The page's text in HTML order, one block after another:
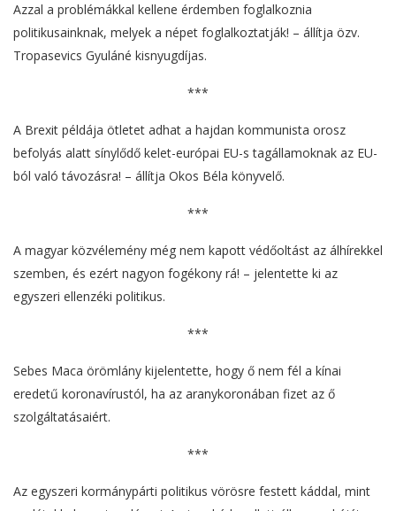
Azzal a problémákkal kellene érdemben foglalkoznia
politikusainknak, melyek a népet foglalkoztatják! – állítja özv.
Tropasevics Gyuláné kisnyugdíjas.
***
A Brexit példája ötletet adhat a hajdan kommunista orosz
befolyás alatt sínylődő kelet-európai EU-s tagállamoknak az EU-
ból való távozásra! – állítja Okos Béla könyvelő.
***
A magyar közvélemény még nem kapott védőoltást az álhírekkel
szemben, és ezért nagyon fogékony rá! – jelentette ki az
egyszeri ellenzéki politikus.
***
Sebes Maca örömlány kijelentette, hogy ő nem fél a kínai
eredetű koronavírustól, ha az aranykoronában fizet az ő
szolgáltatásaiért.
***
Az egyszeri kormánypárti politikus vörösre festett káddal, mint